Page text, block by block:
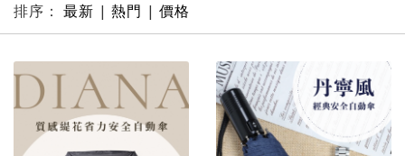
排序：最新 |熱門 |價格